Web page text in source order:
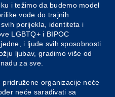
i težimo da budemo model
vode do trajnih
porijekla, identiteta i
LGBTQ+ i BIPOC
i ljude svih sposobnosti
ljubav, gradimo više od
za sve.
organizacije neće
neće sarađivati sa